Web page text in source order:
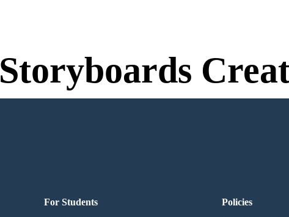
Storyboards
and No Login Needed to
For Students
Policies